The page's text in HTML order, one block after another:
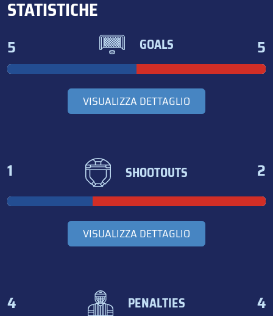
STATISTICHE
5 GOALS 5
VISUALIZZA DETTAGLIO
1 SHOOTOUTS 2
VISUALIZZA DETTAGLIO
4 PENALTIES 4